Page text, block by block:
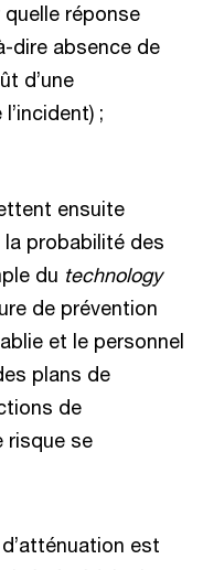
réponse
dire absence de
d’une
;
ensuite
la probabilité des
du technology
de prévention
et le personnel
plans de
de
risque se
est